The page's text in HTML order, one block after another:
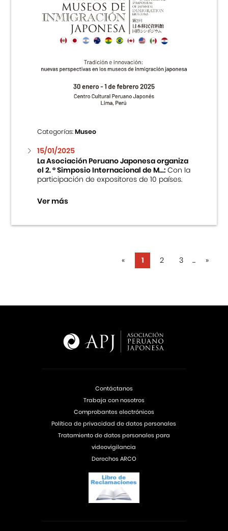
Categorías:Museo
15/01/2025
La Asociación Peruano Japonesa organiza
el 2. ° Simposio Internacional de M...:Con la
participación de expositores de 10 países.
Ver más
« 1 2 3 ... »
Contáctanos
Trabaja con nosotros
Comprobantes electrónicos
Política de privacidad de datos personales
Tratamiento de datos personales para
videovigilancia
Derechos ARCO